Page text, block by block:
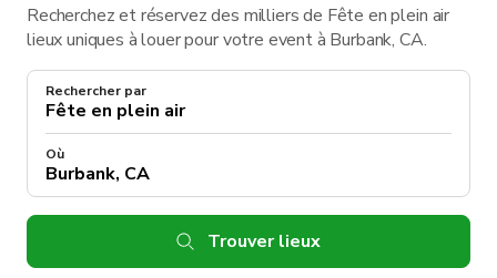
Recherchez et réservez des milliers de Fête en plein air
lieux uniques à louer pour votre event à Burbank, CA.
Rechercher par
Où
Trouver lieux